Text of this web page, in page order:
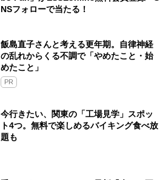
NSフォローで当たる！
飯島直子さんと考える更年期。自律神経
の乱れからくる不調で「やめたこと・始
めたこと」
PR
今行きたい、関東の「工場見学」スポッ
ト4つ。無料で楽しめるバイキング食べ放
題も